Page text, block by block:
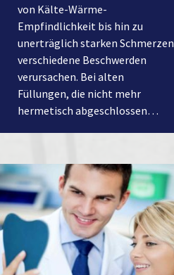
von Kälte-Wärme-
Empfindlichkeit bis hin zu
unerträglich starken Schmerzen
verschiedene Beschwerden
verursachen. Bei alten
Füllungen, die nicht mehr
hermetisch abgeschlossen…